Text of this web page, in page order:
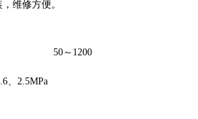
维修方便。
50～1200
、2.5MPa